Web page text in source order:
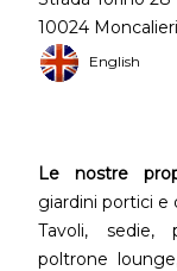
10024
English
Le nostre
giardini portici e
Tavoli, sedie,
poltrone